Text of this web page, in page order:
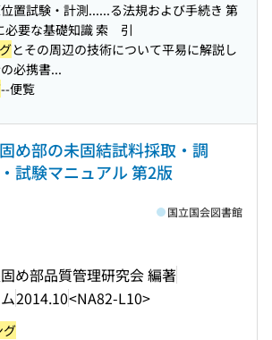
置試験・計測......る法規および手続き 第
必要な基礎知識 索 引
とその周辺の技術について平易に解説し
必携書...
--便覧
め部の未固結試料採取・調
試験マニュアル 第2版
め部品質管理研究会 編著
2014.10<NA82-L10>
国立国会図書館
グ